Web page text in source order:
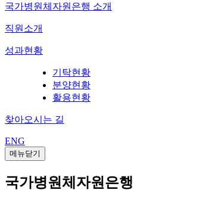
국가병원체자원은행 소개
직원소개
성과현황
기탁현황
분양현황
활용현황
찾아오시는 길
ENG
메뉴닫기
국가병원체자원은행